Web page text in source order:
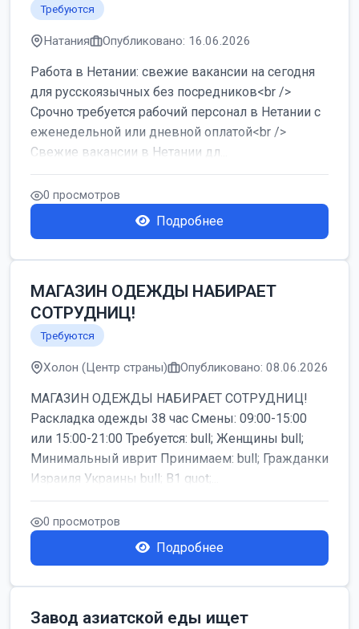
Требуются
Натания Опубликовано: 16.06.2026
Работа в Нетании: свежие вакансии на сегодня
для русскоязычных без посредников<br />
Срочно требуется рабочий персонал в Нетании с
еженедельной или дневной оплатой<br />
Свежие вакансии в Нетании дл...
0 просмотров
Подробнее
МАГАЗИН ОДЕЖДЫ НАБИРАЕТ
СОТРУДНИЦ!
Требуются
Холон (Центр страны) Опубликовано: 08.06.2026
МАГАЗИН ОДЕЖДЫ НАБИРАЕТ СОТРУДНИЦ!
Раскладка одежды 38 час Смены: 09:00-15:00
или 15:00-21:00 Требуется: bull; Женщины bull;
Минимальный иврит Принимаем: bull; Гражданки
Израиля Украины bull; B1 quot;...
0 просмотров
Подробнее
Завод азиатской еды ищет